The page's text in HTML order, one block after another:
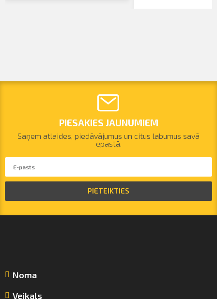
PIESAKIES JAUNUMIEM
Saņem atlaides, piedāvājumus un citus labumus savā
epastā.
PIETEIKTIES
Noma
Veikals